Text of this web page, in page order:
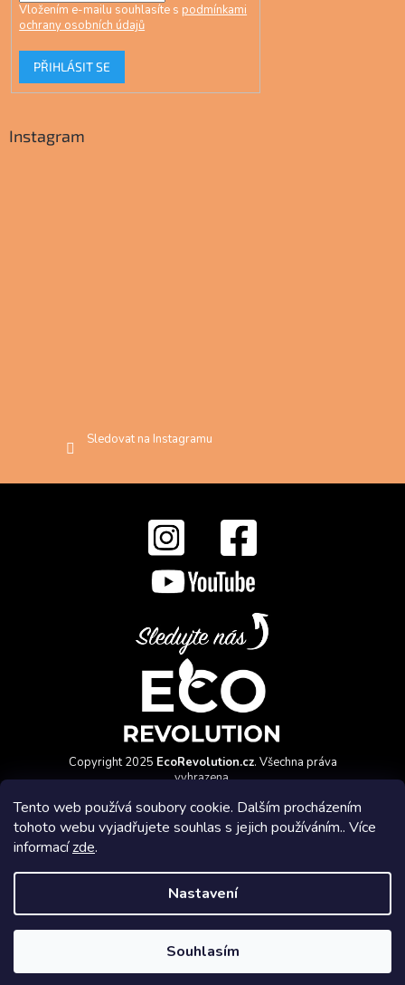
Tento web používá soubory cookie. Dalším procházením
tohoto webu vyjadřujete souhlas s jejich používáním.. Více
informacízde.
Nastavení
Souhlasím
Vložením e-mailu souhlasíte s podmínkami
ochrany osobních údajů
PŘIHLÁSIT SE
Instagram
Sledovat na Instagramu
Copyright 2025 EcoRevolution.cz. Všechna práva
vyhrazena.
Affiliate program